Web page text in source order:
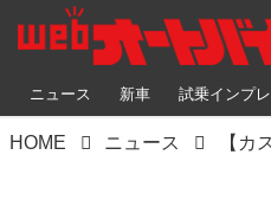
ニュース 新車 試乗インプレ
HOME ニュース